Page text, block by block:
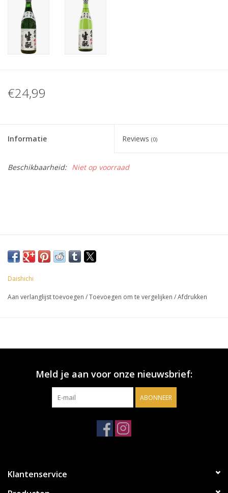
€24,99
Informatie Reviews (0)
Beschikbaarheid: Niet op voorraad
Daishichi
Aan verlanglijst toevoegen /Toevoegen om te vergelijken /Afdrukken
Meld je aan voor onze nieuwsbrief:
ABONNEER
Klantenservice